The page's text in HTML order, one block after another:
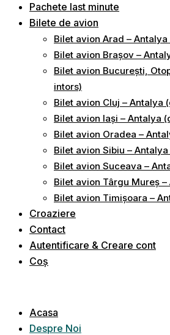
Pachete last minute
Bilete de avion
Bilet avion Arad –
Bilet avion Brașov –
Bilet avion București,
intors)
Bilet avion Cluj – Antalya
Bilet avion Iași – Antalya
Bilet avion Oradea –
Bilet avion Sibiu –
Bilet avion Suceava –
Bilet avion Târgu Mureș
Bilet avion Timișoara –
Croaziere
Contact
Autentificare & Creare cont
Coș
Acasa
Despre Noi